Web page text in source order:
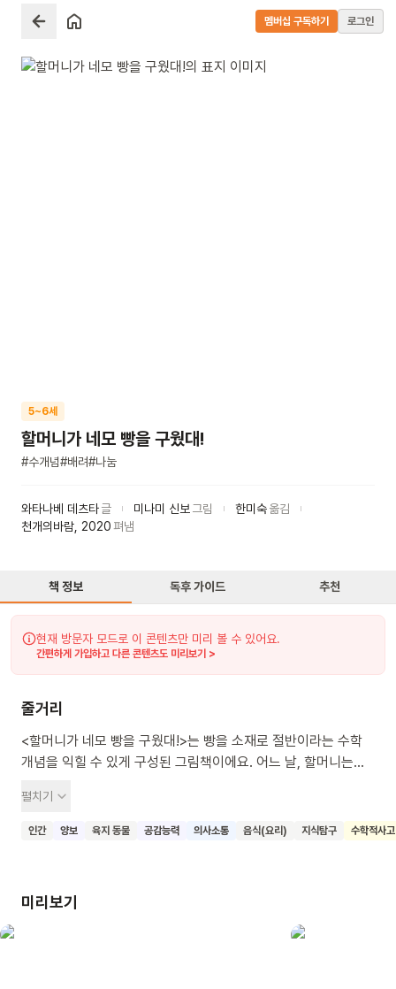
멤버십 구독하기 로그인
5~6세
할머니가 네모 빵을 구웠대!
#수개념#배려#나눔
와타나베 데츠타글 미나미 신보 그림 한미숙옮김
천개의바람 2020펴냄
책 정보 독후 가이드 추천
현재 방문자 모드로 이 콘텐츠만 미리 볼 수 있어요.
간편하게 가입하고 다른 콘텐츠도 미리보기 >
줄거리
<할머니가 네모 빵을 구웠대!>는 빵을 소재로 절반이라는 수학
개념을 익힐 수 있게 구성된 그림책이에요. 어느 날, 할머니는
할아버지는 알겠다고 대답하고 빵을 딱 반만 잘라 먹었어요.
그런데 어딘가에서 강아지가 나타나 빵을 보고 군침을 흘리기
반씩 먹고 갔어요. 그러자 이게 어떻게 된 일이에요? 할머니가
먹을 빵은 아주 조금밖에 남지 않았네요. 할머니의 말대로 반을
펼치기
인간 양보 육지 동물 공감능력 의사소통 음식(요리) 지식탐구 수학적사고
미리보기